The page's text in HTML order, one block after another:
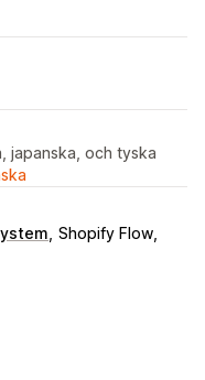
japanska, och tyska
Shopify Flow